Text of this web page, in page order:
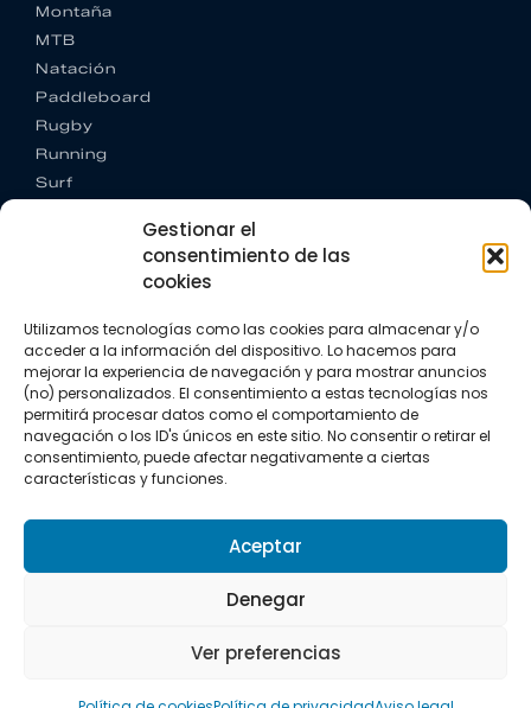
Gestionar el
consentimiento de las
cookies
Utilizamos tecnologías como las cookies para almacenar y/o
acceder a la información del dispositivo. Lo hacemos para
mejorar la experiencia de navegación y para mostrar anuncios
(no) personalizados. El consentimiento a estas tecnologías nos
permitirá procesar datos como el comportamiento de
navegación o los ID's únicos en este sitio. No consentir o retirar el
consentimiento, puede afectar negativamente a ciertas
características y funciones.
Aceptar
Denegar
Ver preferencias
Montaña
MTB
Natación
Paddleboard
Rugby
Running
Surf
CONTACTO
+34 662 342 177
info@vkssport.com
SÍGUENOS
Política de privacidad
Política de cookies
Todos los derechos resevados.